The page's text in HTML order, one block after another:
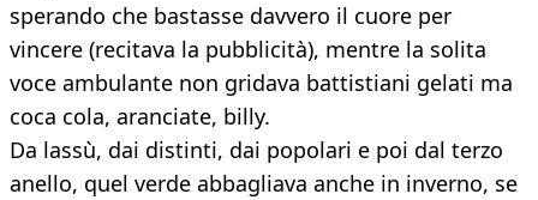
sperando che bastasse davvero il cuore per
vincere (recitava la pubblicità), mentre la solita
voce ambulante non gridava battistiani gelati ma
coca cola, aranciate, billy.
Da lassù, dai distinti, dai popolari e poi dal terzo
anello, quel verde abbagliava anche in inverno, se